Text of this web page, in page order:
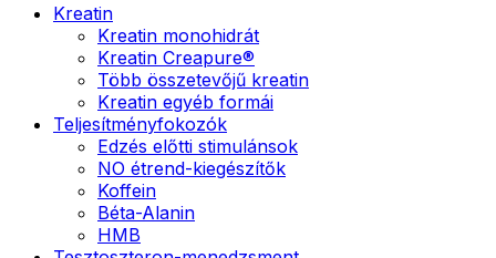
Kreatin
Kreatin monohidrát
Kreatin Creapure®
Több összetevőjű kreatin
Kreatin egyéb formái
Teljesítményfokozók
Edzés előtti stimulánsok
NO étrend-kiegészítők
Koffein
Béta-Alanin
HMB